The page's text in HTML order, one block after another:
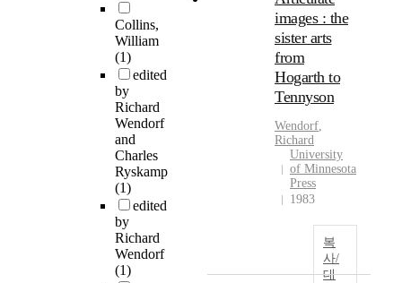
Collins,
William
(1)
edited
by
Richard
Wendorf
and
Charles
Ryskamp
(1)
edited
by
Richard
Wendorf
(1)
images : the
sister arts
from
Hogarth to
Tennyson
Wendorf,
Richard
University
of Minnesota
Press
1983
복
사/
대